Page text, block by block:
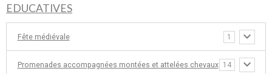
EDUCATIVES
Fête médiévale 1
Promenades accompagnées montées et attelées chevaux 14